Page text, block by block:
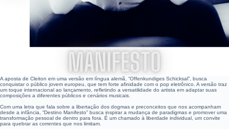
A aposta de Cleiton em uma versão em língua alemã, “Offenkundiges Schicksal”, busca
conquistar o público jovem europeu, que tem forte afinidade com o pop eletrônico. A versão traz
um toque internacional ao lançamento, refletindo a versatilidade do artista em adaptar suas
composições a diferentes públicos e cenários musicais.
Com uma letra que fala sobre a libertação dos dogmas e preconceitos que nos acompanham
desde a infância, “Destino Manifesto” busca inspirar a mudança de paradigmas e promover uma
transformação pessoal de dentro para fora. É um chamado à liberdade individual, um convite
para quebrar as correntes que nos limitam.